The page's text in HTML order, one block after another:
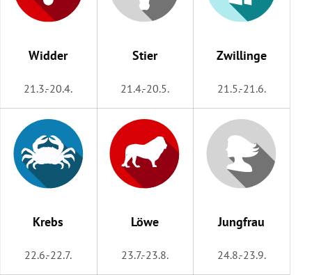
Untermenü
Widder
21.3.-20.4.
Stier
21.4.-20.5.
Zwillinge
21.5.-21.6.
Krebs
22.6.-22.7.
Löwe
23.7.-23.8.
Jungfrau
24.8.-23.9.